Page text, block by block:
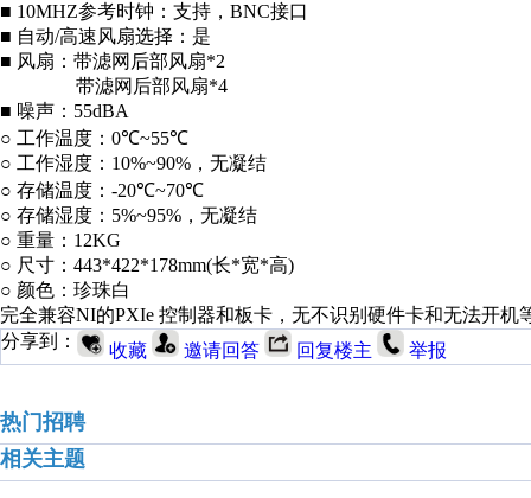
■ 10MHZ参考时钟：支持， BNC接口
■ 自动/高速风扇选择：是
■ 风扇：带滤网后部风扇*2
带滤网后部风扇*4
■ 噪声： 55dBA
○ 工作温度： 0℃~55℃
○ 工作湿度： 10%~90% ，无凝结
○ 存储温度： -20℃~70℃
○ 存储湿度： 5%~95% ，无凝结
○ 重量： 12KG
○ 尺寸： 443*422*178mm(长*宽*高)
○ 颜色：珍珠白
完全兼容NI的PXIe 控制器和板卡，无不识别硬件卡和无法开机
分享到：
收藏 邀请回答 回复楼主 举报
热门招聘
相关主题